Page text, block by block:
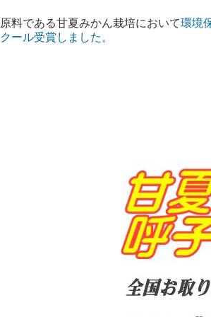
料である甘夏みかん栽培において環境
ール受賞しました。